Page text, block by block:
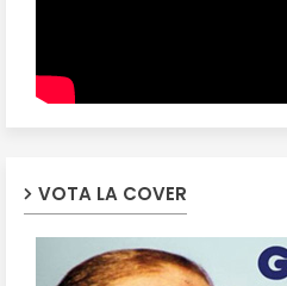
VOTA LA COVER